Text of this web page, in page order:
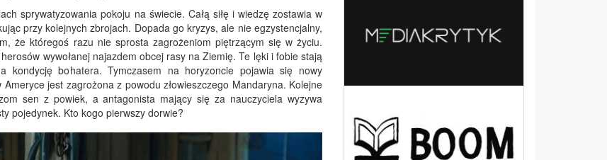
sprywatyzowania pokoju na świecie. Całą siłę i wiedzę zostawia w
przy kolejnych zbrojach. Dopada go kryzys, ale nie egzystencjalny,
że któregoś razu nie sprosta zagrożeniom piętrzącym się w życiu.
wywołanej najazdem obcej rasy na Ziemię. Te lęki i fobie stają
kondycję bohatera. Tymczasem na horyzoncie pojawia się nowy
Ameryce jest zagrożona z powodu złowieszczego Mandaryna. Kolejne
sen z powiek, a antagonista mający się za nauczyciela wyzywa
pojedynek. Kto kogo pierwszy dorwie?